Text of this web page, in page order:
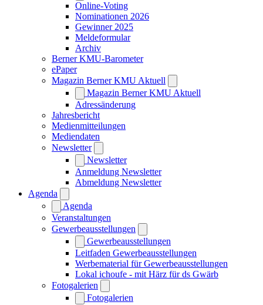
Online-Voting
Nominationen 2026
Gewinner 2025
Meldeformular
Archiv
Berner KMU-Barometer
ePaper
Magazin Berner KMU Aktuell
Magazin Berner KMU Aktuell
Adressänderung
Jahresbericht
Medienmitteilungen
Mediendaten
Newsletter
Newsletter
Anmeldung Newsletter
Abmeldung Newsletter
Agenda
Agenda
Veranstaltungen
Gewerbeausstellungen
Gewerbeausstellungen
Leitfaden Gewerbeausstellungen
Werbematerial für Gewerbeausstellungen
Lokal ichoufe - mit Härz für ds Gwärb
Fotogalerien
Fotogalerien